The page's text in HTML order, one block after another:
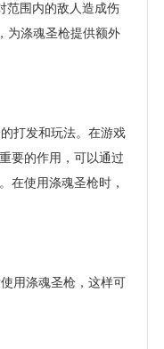
范围内的敌人造成伤
为涤魂圣枪提供额外
打发和玩法。在游戏
要的作用，可以通过
在使用涤魂圣枪时，
用涤魂圣枪，这样可